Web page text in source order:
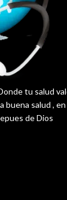
tu salud
buena salud ,
de Dios